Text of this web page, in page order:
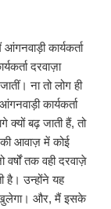
कार्यकर्ता
दरवाज़ा
ना तो लोग ही
कार्यकर्ता
बढ़ जाती हैं, तो
आवाज़ में कोई
तक वही दरवाज़े
है। उन्होंने यह
खुलेगा। और, मैं इसके